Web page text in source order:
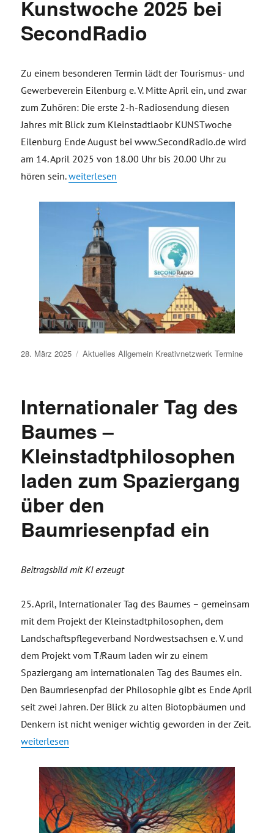
Kunstwoche 2025 bei
SecondRadio
Zu einem besonderen Termin lädt der Tourismus- und
Gewerbeverein Eilenburg e. V. Mitte April ein, und zwar
zum Zuhören: Die erste 2-h-Radiosendung diesen
Jahres mit Blick zum Kleinstadtlaobr KUNSTwoche
Eilenburg Ende August bei www.SecondRadio.de wird
am 14. April 2025 von 18.00 Uhr bis 20.00 Uhr zu
hören sein.„Erste Radiosendung des Jahres zur
weiterlesen
Veröffentlicht
28. März 2025 Aktuelles Allgemein Kreativnetzwerk Termine
Internationaler Tag des
Baumes –
Kleinstadtphilosophen
laden zum Spaziergang
über den
Baumriesenpfad ein
Beitragsbild mit KI erzeugt
25. April, Internationaler Tag des Baumes – gemeinsam
mit dem Projekt der Kleinstadtphilosophen, dem
Landschaftspflegeverband Nordwestsachsen e. V. und
dem Projekt vom T!Raum laden wir zu einem
Spaziergang am internationalen Tag des Baumes ein.
Den Baumriesenpfad der Philosophie gibt es Ende April
seit zwei Jahren. Der Blick zu alten Biotopbäumen und
Denkern ist nicht weniger wichtig geworden in der Zeit.
„Internationaler Tag des Baumes – Kleinstadtphilosophen
weiterlesen